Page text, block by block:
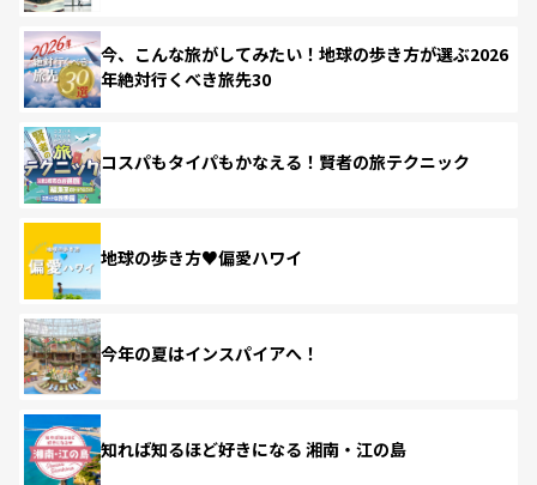
今、こんな旅がしてみたい！地球の歩き方が選ぶ2026
年絶対行くべき旅先30
コスパもタイパもかなえる！賢者の旅テクニック
地球の歩き方♥偏愛ハワイ
今年の夏はインスパイアへ！
知れば知るほど好きになる 湘南・江の島